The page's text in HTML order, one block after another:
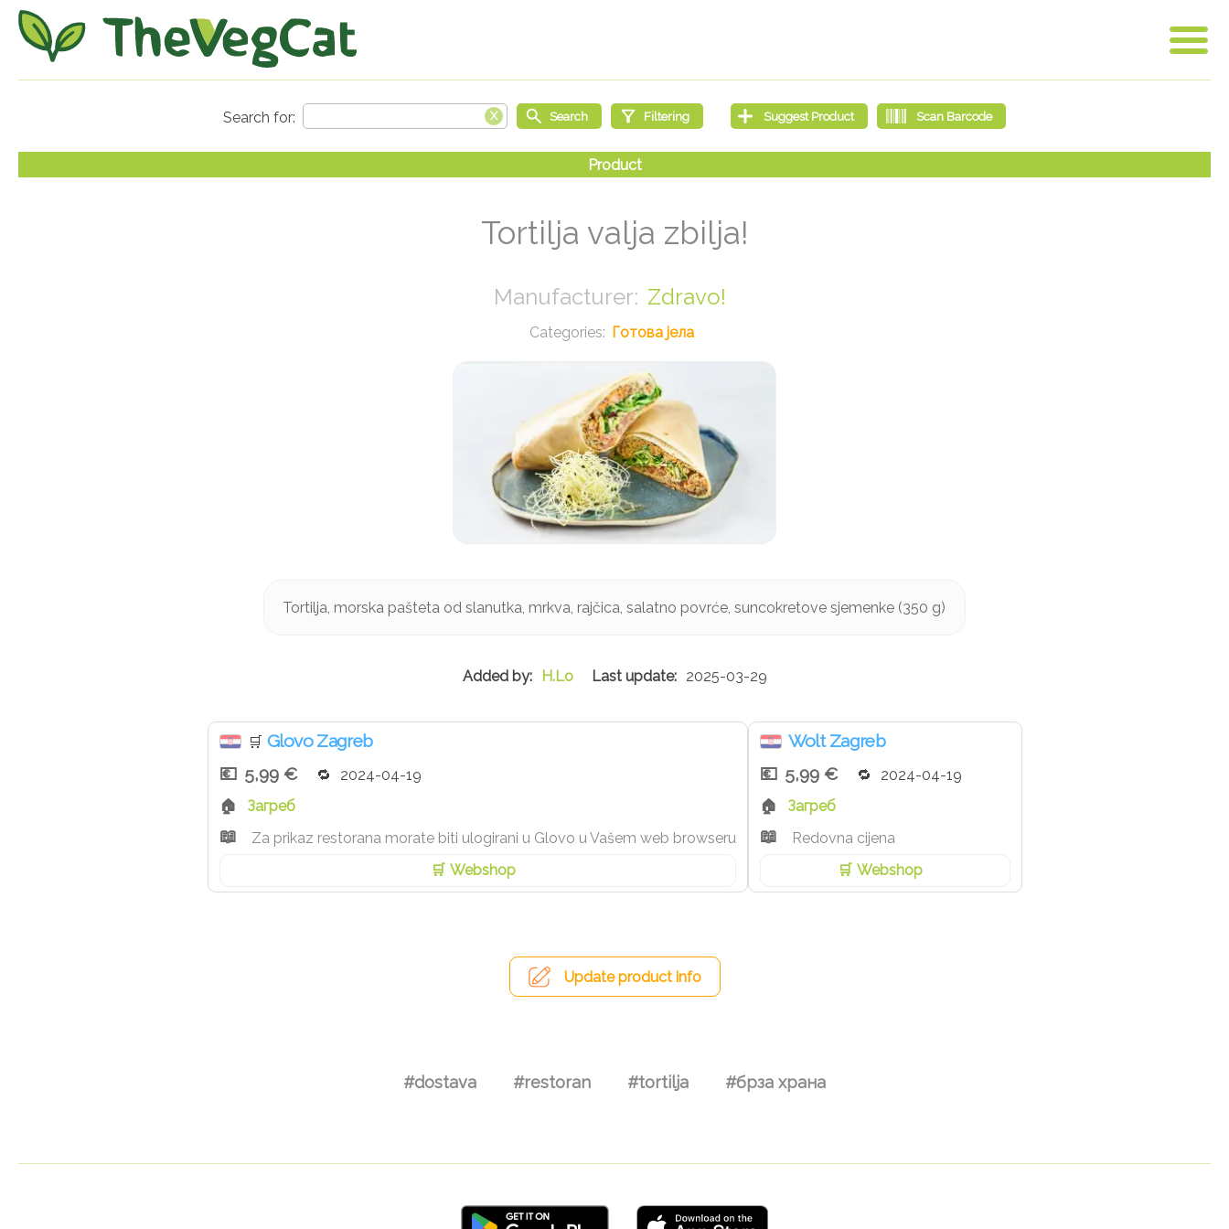
Tortilja valja zbilja!
Zdravo!
Готова јела
Tortilja, morska pašteta od slanutka, mrkva, rajčica, salatno povrće, suncokretove sjemenke (350 g)
H.Lo 2025-03-29
🛒 Glovo Zagreb
5,99 €
2024-04-19
Загреб
Za prikaz restorana morate biti ulogirani u Glovo u Vašem web browseru
Webshop
Wolt Zagreb
5,99 €
2024-04-19
Загреб
Redovna cijena
Webshop
Update product info
#dostava #restoran #tortilja #брза храна